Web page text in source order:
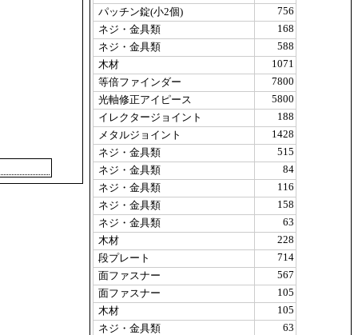
パッチン錠(小2個)
756
ネジ・金具類
168
ネジ・金具類
588
木材
1071
等倍ファインダー
7800
光軸修正アイピース
5800
イレクタージョイント
188
メタルジョイント
1428
ネジ・金具類
515
ネジ・金具類
84
ネジ・金具類
116
ネジ・金具類
158
ネジ・金具類
63
木材
228
段プレート
714
面ファスナー
567
面ファスナー
105
木材
105
ネジ・金具類
63